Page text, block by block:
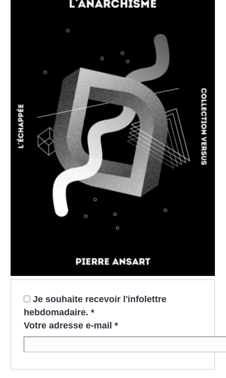
Je souhaite recevoir l'infolettre
hebdomadaire. *
Votre adresse e-mail *